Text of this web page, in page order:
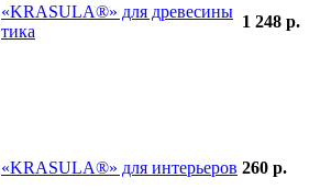
«KRASULA®» для древесины
тика
1 248 р.
«KRASULA®» для интерьеров 260 р.